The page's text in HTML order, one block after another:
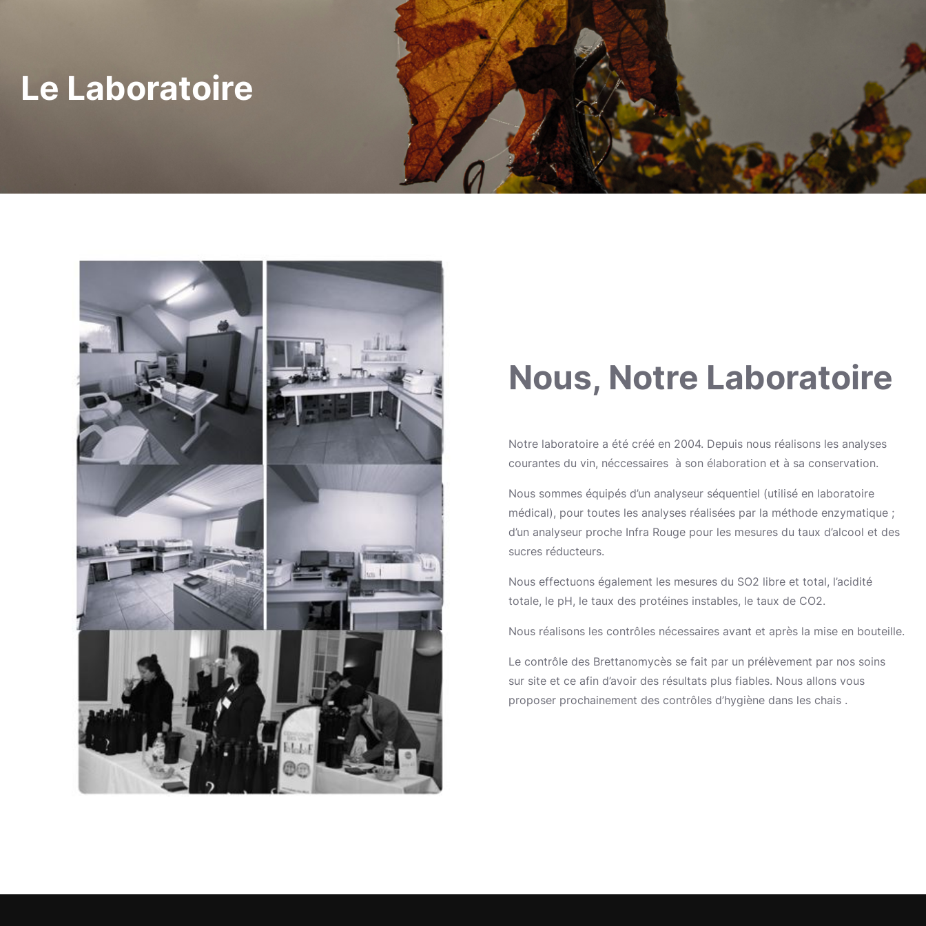
Le Laboratoire
Nous, Notre Laboratoire
Notre laboratoire a été créé en 2004. Depuis nous réalisons les analyses
courantes du vin, néccessaires à son élaboration et à sa conservation.
Nous sommes équipés d’un analyseur séquentiel (utilisé en laboratoire
médical), pour toutes les analyses réalisées par la méthode enzymatique ;
d’un analyseur proche Infra Rouge pour les mesures du taux d’alcool et des
sucres réducteurs.
Nous effectuons également les mesures du SO2 libre et total, l’acidité
totale, le pH, le taux des protéines instables, le taux de CO2.
Nous réalisons les contrôles nécessaires avant et après la mise en bouteille.
Le contrôle des Brettanomycès se fait par un prélèvement par nos soins
sur site et ce afin d’avoir des résultats plus fiables. Nous allons vous
proposer prochainement des contrôles d’hygiène dans les chais .